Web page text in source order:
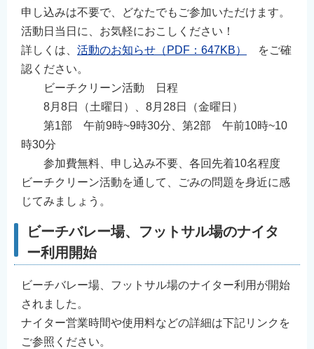
申し込みは不要で、どなたでもご参加いただけます。
活動日当日に、お気軽におこしください！
詳しくは、 活動のお知らせ（PDF：647KB）
をご確
認ください。
ビーチクリーン活動 日程
8月8日（土曜日）、8月28日（金曜日）
第1部 午前9時~9時30分、第2部 午前10時~10
時30分
参加費無料、申し込み不要、各回先着10名程度
ビーチクリーン活動を通して、ごみの問題を身近に感
じてみましょう。
ビーチバレー場、フットサル場のナイタ
ー利用開始
ビーチバレー場、フットサル場のナイター利用が開始
されました。
ナイター営業時間や使用料などの詳細は下記リンクを
ご参照ください。